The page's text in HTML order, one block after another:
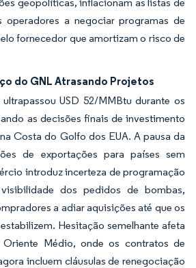
operadores a negociar programas de
fornecedor que amortizam o risco de
do GNL Atrasando Projetos
USD 52/MMBtu durante os
as decisões finais de investimento
Costa do Golfo dos EUA. A pausa da
de exportações para países sem
introduz incerteza de programação
dos pedidos de bombas,
a adiar aquisições até que os
Hesitação semelhante afeta
Médio, onde os contratos de
incluem cláusulas de renegociação